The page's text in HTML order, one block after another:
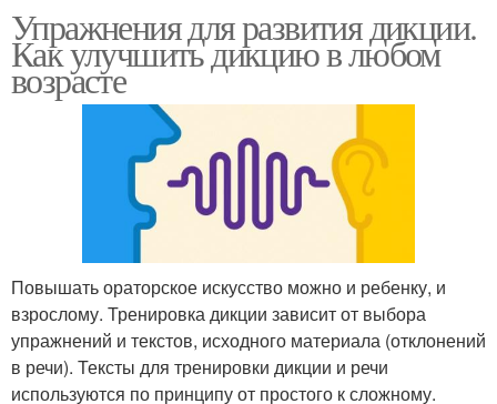
Упражнения для развития дикции.
Как улучшить дикцию в любом
возрасте
Повышать ораторское искусство можно и ребенку, и
взрослому. Тренировка дикции зависит от выбора
упражнений и текстов, исходного материала (отклонений
в речи). Тексты для тренировки дикции и речи
используются по принципу от простого к сложному.